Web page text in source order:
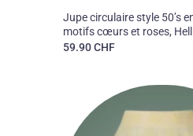
Jupe circulaire style 50’s
motifs cœurs et roses,
59.90CHF